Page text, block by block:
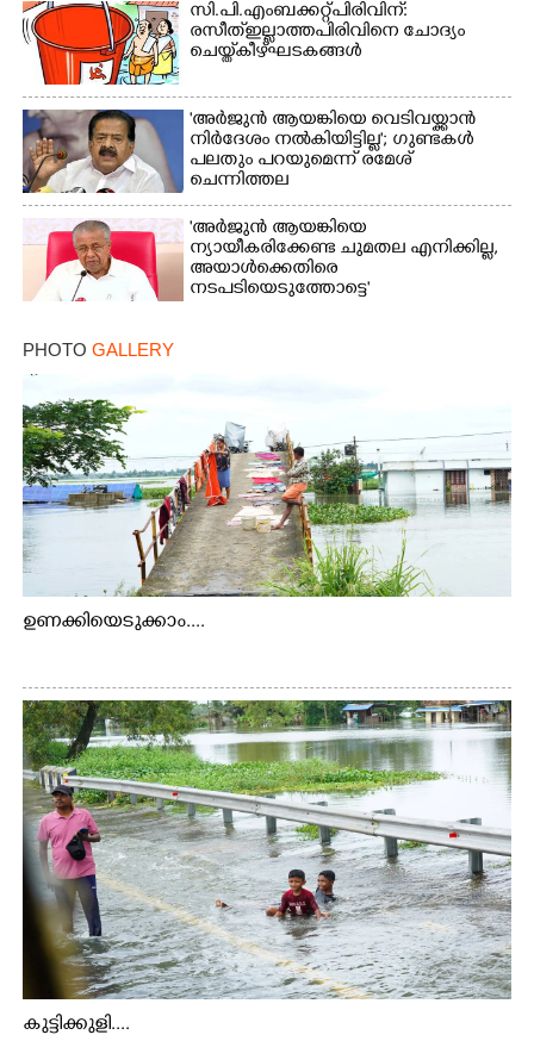
സി.പി.എം ബക്കറ്റ് പിരിവിന്:
രസീത് ഇല്ലാത്ത പിരിവിനെ ചോദ്യം
ചെയ്ത് കീഴ്ഘടകങ്ങൾ
'അർജുൻ ആയങ്കിയെ വെടിവയ്ക്കാൻ
നിർദേശം നൽകിയിട്ടില്ല'; ഗുണ്ടകൾ
പലതും പറയുമെന്ന് രമേശ്
ചെന്നിത്തല
'അർജുൻ ആയങ്കിയെ
ന്യായീകരിക്കേണ്ട ചുമതല എനിക്കില്ല,
അയാൾക്കെതിരെ
നടപടിയെടുത്തോട്ടെ'
PHOTO GALLERY
ഉണക്കിയെടുക്കാം....
കുട്ടിക്കുളി....